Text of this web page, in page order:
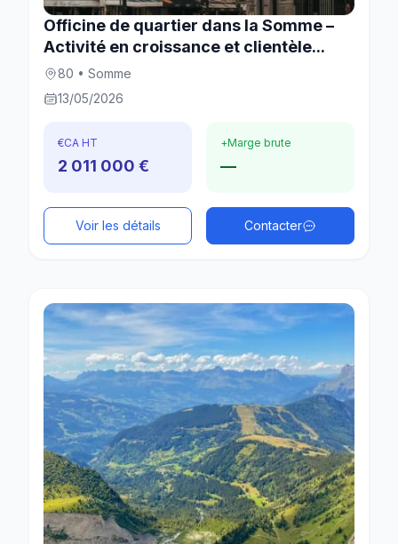
Officine de quartier dans la Somme –
Activité en croissance et clientèle...
80 • Somme
13/05/2026
€CA HT
2 011 000 €
+Marge brute
—
Voir les détails Contacter